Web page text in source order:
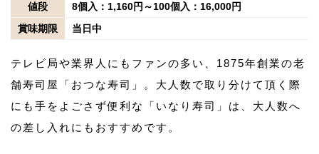
値段
8個入：1,160円～100個入：16,000円
賞味期限
当日中
テレビ局や業界人にもファンの多い、1875年創業の老
舗寿司屋「おつな寿司」。大人数で取り分けて頂く際
にも手をよごさず便利な「いなり寿司」は、大人数へ
の差し入れにもおすすめです。